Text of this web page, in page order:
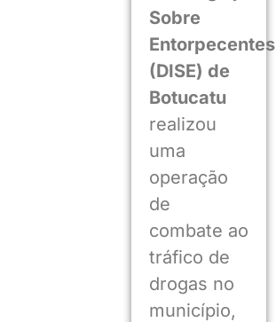
Sobre
Entorpecentes
(DISE) de
Botucatu
realizou
uma
operação
de
combate ao
tráfico de
drogas no
município,